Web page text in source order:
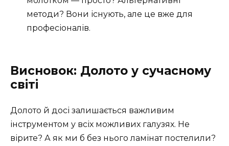
методи? Вони існують, але це вже для
професіоналів.
Висновок: Долото у сучасному
світі
Долото й досі залишається важливим
інструментом у всіх можливих галузях. Не
вірите? А як ми б без нього ламінат постелили?